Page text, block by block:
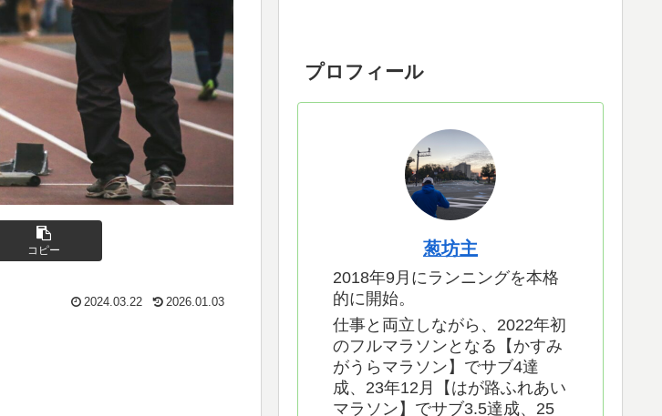
コピー
2024.03.22 2026.01.03
プロフィール
葱坊主
2018年9月にランニングを本格
的に開始。
仕事と両立しながら、2022年初
のフルマラソンとなる【かすみ
がうらマラソン】でサブ4達
成、23年12月【はが路ふれあい
マラソン】でサブ3.5達成、25